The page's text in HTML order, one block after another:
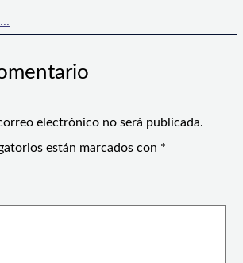
electrónico no será publicada.
están marcados con *